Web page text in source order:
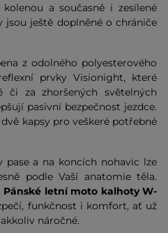
a současně i zesílené
ještě doplněné o chrániče
z odolného polyesterového
prvky Visionight, které
za zhoršených světelných
pasivní bezpečnost jezdce.
kapsy pro veškeré potřebné
a na koncích nohavic lze
podle Vaší anatomie těla.
Pánské letní moto kalhoty W-
funkčnost i komfort, ať už
náročné.